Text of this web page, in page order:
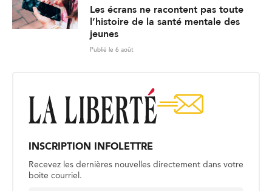
Les écrans ne racontent pas toute
l’histoire de la santé mentale des
jeunes
Publié le 6 août
INSCRIPTION INFOLETTRE
Recevez les dernières nouvelles directement dans votre
boite courriel.